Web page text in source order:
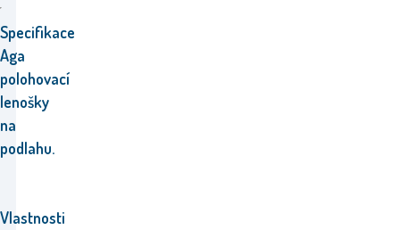
Specifikace
Aga
polohovací
lenošky
na
podlahu.
Vlastnosti